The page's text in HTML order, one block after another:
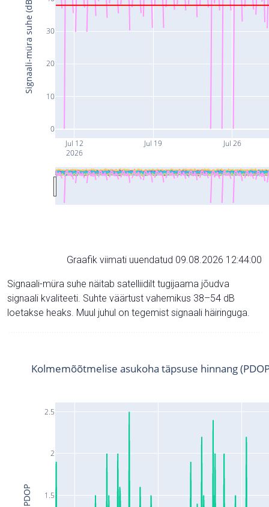
Jul 12
2026
Jul 19 Jul 26
0
10
20
30
Signaali-müra suhe (dB)
Graafik viimati uuendatud 09.08.2026 12:44:00
Signaali-müra suhe näitab satelliidilt tugijaama jõudva
signaali kvaliteeti. Suhte väärtust vahemikus 38–54 dB
loetakse heaks. Muul juhul on tegemist signaali häiringuga.
1.5
2
2.5
Kolmemõõtmelise asukoha täpsuse hinnang
PDOP